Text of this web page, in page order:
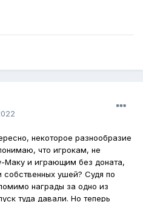
некоторое разнообразие
что игрокам, не
и играющим без доната,
ушей? Судя по
награды за одно из
туда давали. Но теперь